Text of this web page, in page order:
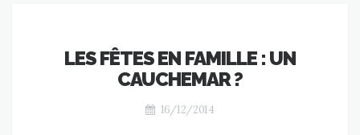
LES FÊTES EN FAMILLE : UN
CAUCHEMAR ?
16/12/2014